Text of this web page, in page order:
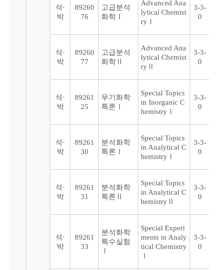
석·
박
89260
76
고급분석
화학Ⅰ
Advanced Ana
lytical Chemist
ryⅠ
3-3-
0
석·
박
89260
77
고급분석
화학Ⅱ
Advanced Ana
lytical Chemist
ryⅡ
3-3-
0
석·
박
89261
25
무기화학
특론Ⅰ
Special Topics
in Inorganic C
hemistryⅠ
3-3-
0
석·
박
89261
30
분석화학
특론Ⅰ
Special Topics
in Analytical C
hemistryⅠ
3-3-
0
석·
박
89261
31
분석화학
특론Ⅱ
Special Topics
in Analytical C
hemistryⅡ
3-3-
0
석·
박
89261
33
분석화학
특수실험
Ⅰ
Special Experi
ments in Analy
tical Chemistry
Ⅰ
3-3-
0